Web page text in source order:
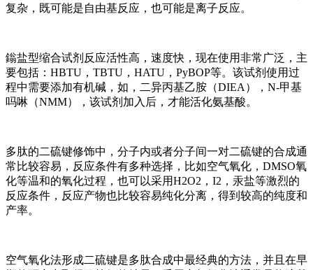
复杂，既可能是自由基反应，也可能是离子反应。
鎓盐型缩合试剂反应活性高，速度快，现在使用非常广泛，主
要包括：HBTU，TBTU，HATU，PyBOP等。该试剂使用过
程中需要添加有机碱，如，二异丙基乙胺（DIEA），N-甲基
吗啉（NMM），该试剂加入后，才能活化氨基酸。
多肽的二硫键修饰中，分子内或者分子间一对二硫键的合成通
常比较容易，反应条件有多种选择，比如空气氧化，DMSO氧
化等温和的氧化过程，也可以采用H2O2，I2，汞盐等激烈的
反应条件，反应产物也比较容易纯化分离，得到较高的纯度和
产率。
空气氧化法形成二硫键是多肽合成中最经典的方法，并且在早